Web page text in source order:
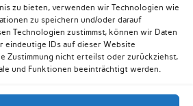
zu bieten, verwenden wir Technologien wie
zu speichern und/oder darauf
Technologien zustimmst, können wir Daten
eindeutige IDs auf dieser Website
Zustimmung nicht erteilst oder zurückziehst,
und Funktionen beeinträchtigt werden.